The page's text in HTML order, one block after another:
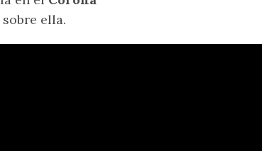
ella.